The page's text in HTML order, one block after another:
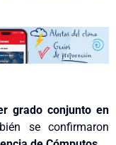
grado conjunto en
se confirmaron